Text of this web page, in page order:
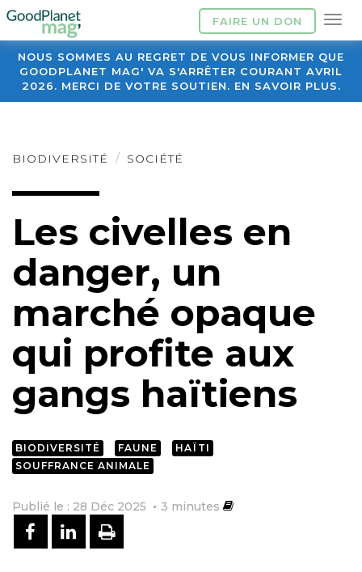
FAIRE UN DON
NOUS SOMMES AU REGRET DE VOUS INFORMER QUE
GOODPLANET MAG' VA S'ARRÊTER COURANT AVRIL
2026. MERCI DE VOTRE SOUTIEN. EN SAVOIR PLUS.
BIODIVERSITÉ SOCIÉTÉ
Les civelles en
danger, un
marché opaque
qui profite aux
gangs haïtiens
BIODIVERSITÉ FAUNE
HAÏTI
SOUFFRANCE ANIMALE
Publié le : 28 Déc 2025 3 minutes
PARTAGER SUR FACEBOOK
PARTAGER SUR LINKEDIN
IMPRIMER